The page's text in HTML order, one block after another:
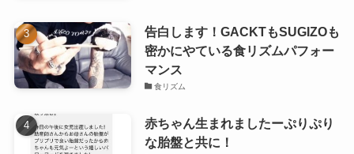
告白します！GACKTもSUGIZOも
密かにやている食リズムパフォー
マンス
食リズム
赤ちゃん生まれましたーぷりぷり
な胎盤と共に！